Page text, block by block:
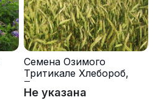
Семена Озимого
Тритикале Хлебороб,
Тихон
Не указана